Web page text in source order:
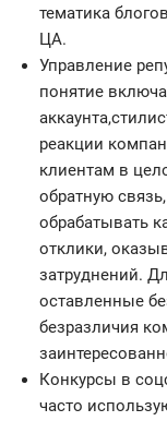
тематика
ЦА.
Управление
понятие
реакции
клиентам в
обратную
обрабатывать
отклики,
затруднений.
оставленные
безразличия
Конкурсы в
часто